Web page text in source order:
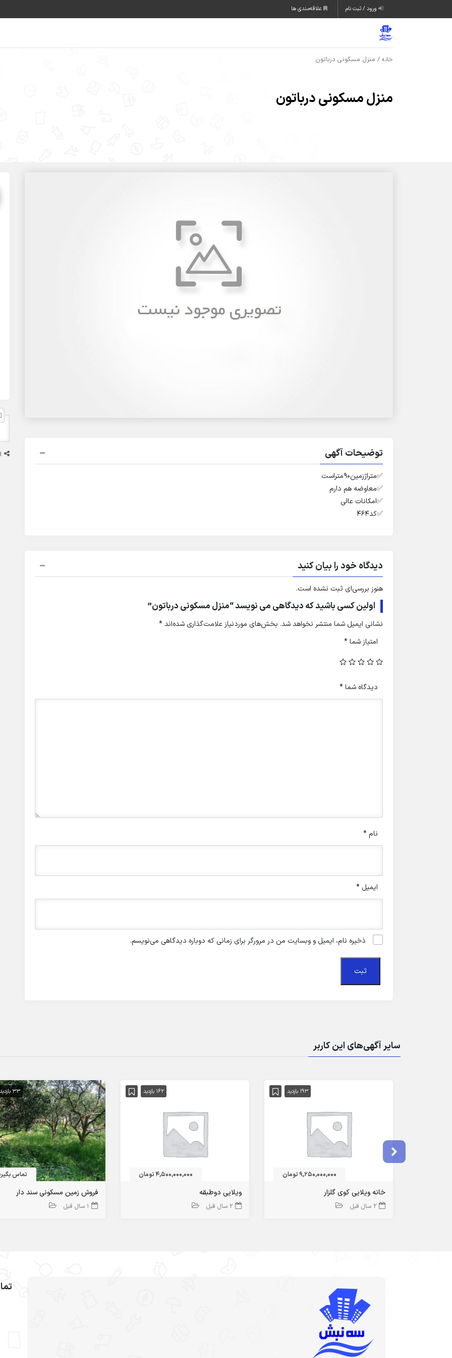
ورود / ثبت نام علاقه‌مندی ها
خانه / منزل مسکونی درباتون
منزل مسکونی درباتون
توضیحات آگهی
✅️متراژزمین۹۰متراست
✅️معاوضه هم دارم
✅️امکانات عالی
✅️کد۴۶۴
دیدگاه خود را بیان کنید
هنوز بررسی‌ای ثبت نشده است.
اولین کسی باشید که دیدگاهی می نویسد “منزل مسکونی درباتون”
نشانی ایمیل شما منتشر نخواهد شد. بخش‌های موردنیاز علامت‌گذاری شده‌اند*
امتیاز شما*
دیدگاه شما*
نام*
ایمیل *
ذخیره نام، ایمیل و وبسایت من در مرورگر برای زمانی که دوباره دیدگاهی می‌نویسم.
سایر آگهی‌های این کاربر
193 بازدید
9,250,000,000 تومان
خانه ویلایی کوی گلزار
2 سال قبل
162 بازدید
4,500,000,000 تومان
ویلایی دوطبقه
2 سال قبل
33 بازدید
تماس
فروش زمین مسکونی سند دار
1 سال قبل